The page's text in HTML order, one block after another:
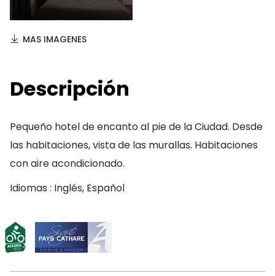
MAS IMAGENES
Descripción
Pequeño hotel de encanto al pie de la Ciudad. Desde
las habitaciones, vista de las murallas. Habitaciones
con aire acondicionado.
Idiomas : Inglés, Español